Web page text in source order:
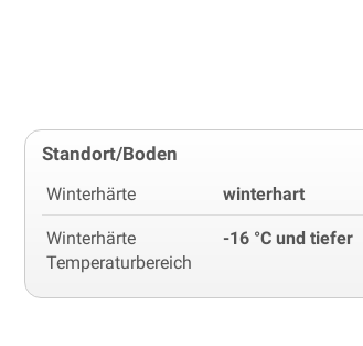
Standort/Boden
Winterhärte winterhart
Winterhärte
Temperaturbereich
-16 °C und tiefer